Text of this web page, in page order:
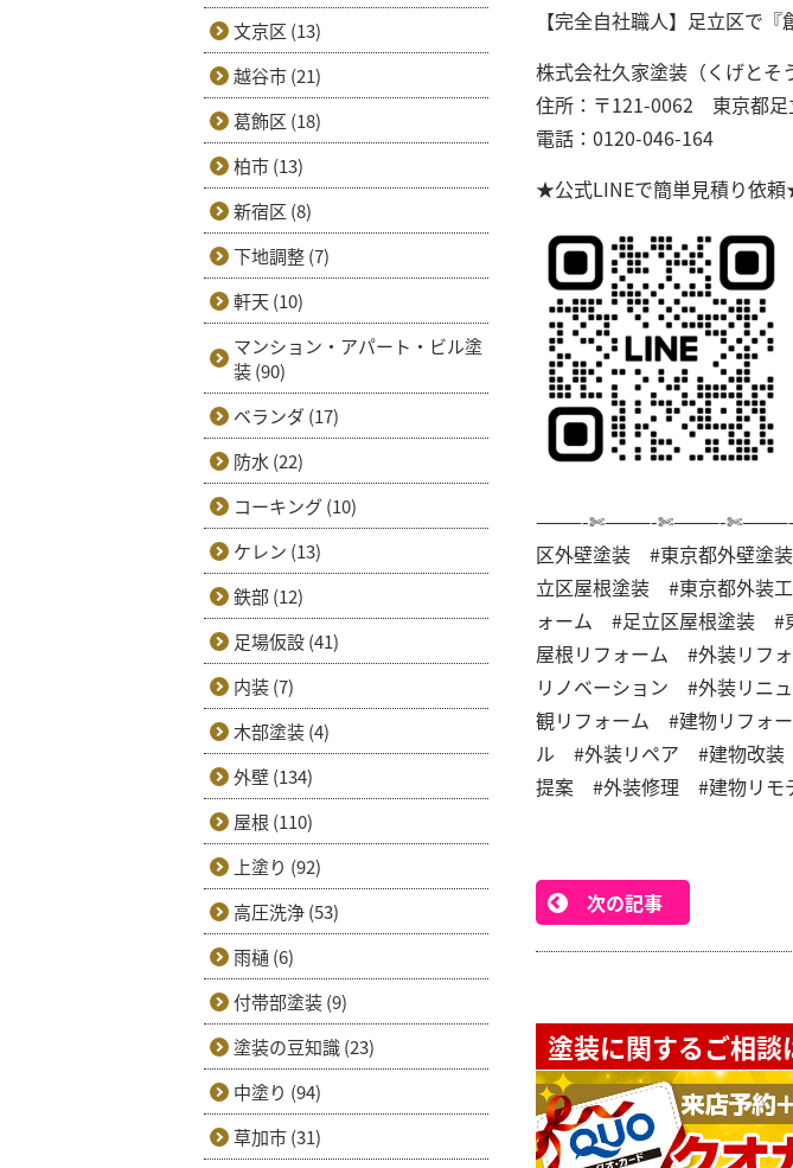
【完全自社職人】足立区で
株式会社久家塗装（くげとそ
住所：〒121-0062 東京都足
電話：0120-046-164
★公式LINEで簡単見積り依
———-✄———-✄———-
区外壁塗装 #東京都外壁
立区屋根塗装 #東京都外装
ォーム #足立区屋根塗装 #
屋根リフォーム #外装リフ
リノベーション #外装リニ
観リフォーム #建物リフォ
ル #外装リペア #建物改装
提案 #外装修理 #建物リモ
次の記事
塗装に関するご相
文京区 (13)
越谷市 (21)
葛飾区 (18)
柏市 (13)
新宿区 (8)
下地調整 (7)
軒天 (10)
マンション・アパート・ビル塗
装 (90)
ベランダ (17)
防水 (22)
コーキング (10)
ケレン (13)
鉄部 (12)
足場仮設 (41)
内装 (7)
木部塗装 (4)
外壁 (134)
屋根 (110)
上塗り (92)
高圧洗浄 (53)
雨樋 (6)
付帯部塗装 (9)
塗装の豆知識 (23)
中塗り (94)
草加市 (31)